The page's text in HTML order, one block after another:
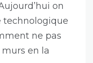
on
technologique
ne pas
en la